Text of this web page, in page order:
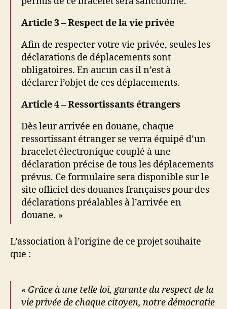
Article 3 – Respect de la vie privée
Afin de respecter votre vie privée, seules les
déclarations de déplacements sont
obligatoires. En aucun cas il n’est à
déclarer l’objet de ces déplacements.
Article 4 – Ressortissants étrangers
Dès leur arrivée en douane, chaque
ressortissant étranger se verra équipé d’un
bracelet électronique couplé à une
déclaration précise de tous les déplacements
prévus. Ce formulaire sera disponible sur le
site officiel des douanes françaises pour des
déclarations préalables à l’arrivée en
douane. »
L’association à l’origine de ce projet souhaite
que :
« Grâce à une telle loi, garante du respect de la
vie privée de chaque citoyen, notre démocratie